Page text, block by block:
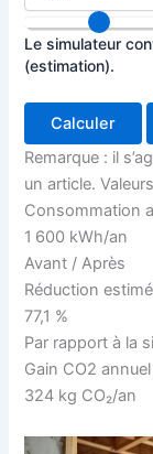
Le simulateur
(estimation).
Calculer
Remarque : il
un article.
Consommation
1 600 kWh/an
Avant / Après
Réduction
77,1 %
Par rapport à la
Gain CO2
324 kg CO₂/an
Visualisation